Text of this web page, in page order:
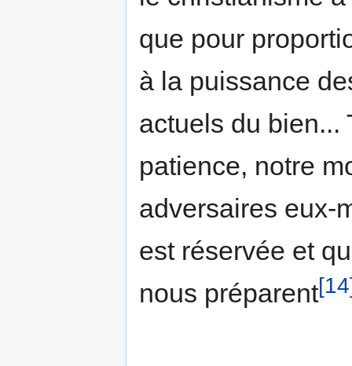
que pour
à la puissance
actuels du bien...
patience, notre
adversaires eux-
est réservée et
nous préparent